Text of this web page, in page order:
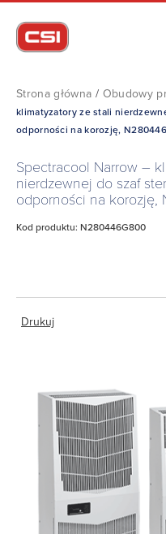
Strona główna / Obudowy
klimatyzatory ze stali
odporności na korozję,
Spectracool Narrow –
nierdzewnej do szaf
odporności na korozję,
Kod produktu: N280446G800
Drukuj